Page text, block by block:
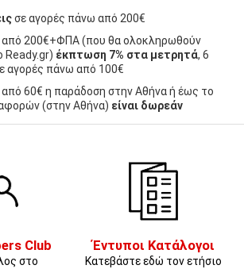
σε αγορές πάνω από 200€
από 200€+ΦΠΑ (που θα ολοκληρωθούν
Ready.gr) έκπτωση 7% στα μετρητά, 6
αγορές πάνω από 100€
από 60€ η παράδοση στην Αθήνα ή έως το
(στην Αθήνα) είναι δωρεάν
Club
στο
Έντυποι Κατάλογοι
Κατεβάστε εδώ τον ετήσιο